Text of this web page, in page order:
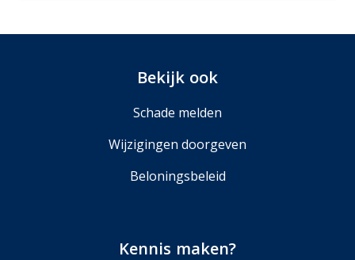
Bekijk ook
Schade melden
Wijzigingen doorgeven
Beloningsbeleid
Kennis maken?